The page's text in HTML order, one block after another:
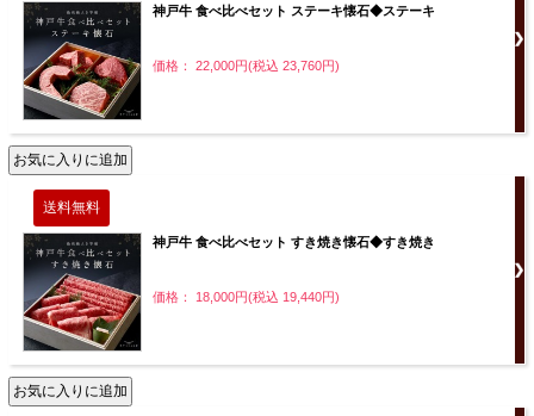
神戸牛 食べ比べセット ステーキ懐石◆ステーキ
価格： 22,000円(税込 23,760円)
神戸牛 食べ比べセット すき焼き懐石◆すき焼き
価格： 18,000円(税込 19,440円)